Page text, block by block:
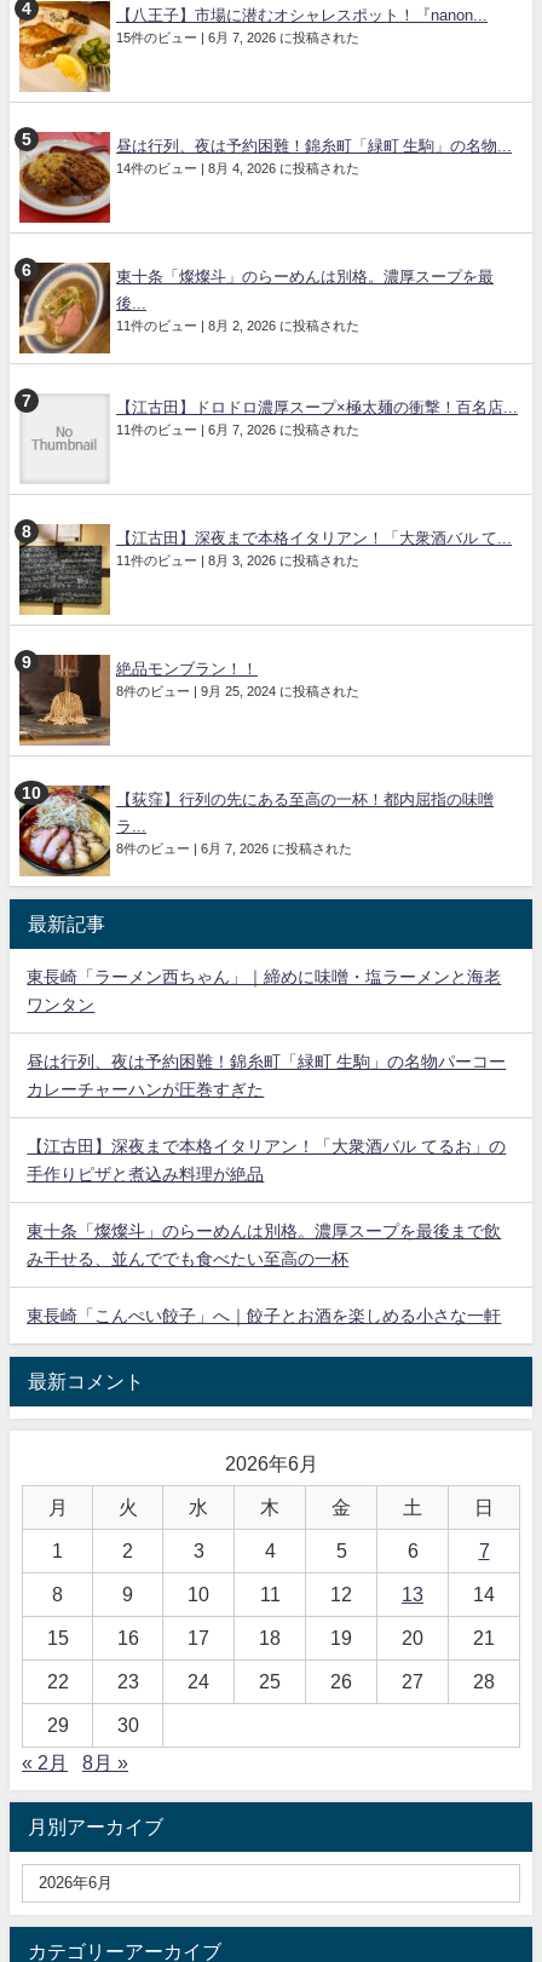
【八王子】市場に潜むオシャレスポット！『nanon...
15件のビュー | 6月 7, 2026 に投稿された
昼は行列、夜は予約困難！錦糸町「緑町 生駒」の名物...
14件のビュー | 8月 4, 2026 に投稿された
東十条「燦燦斗」のらーめんは別格。濃厚スープを最
後...
11件のビュー | 8月 2, 2026 に投稿された
【江古田】ドロドロ濃厚スープ×極太麺の衝撃！百名店...
11件のビュー | 6月 7, 2026 に投稿された
【江古田】深夜まで本格イタリアン！「大衆酒バル て...
11件のビュー | 8月 3, 2026 に投稿された
絶品モンブラン！！
8件のビュー | 9月 25, 2024 に投稿された
【荻窪】行列の先にある至高の一杯！都内屈指の味噌
ラ...
8件のビュー | 6月 7, 2026 に投稿された
最新記事
東長崎「ラーメン西ちゃん」｜締めに味噌・塩ラーメンと海老
ワンタン
昼は行列、夜は予約困難！錦糸町「緑町 生駒」の名物パーコー
カレーチャーハンが圧巻すぎた
【江古田】深夜まで本格イタリアン！「大衆酒バル てるお」の
手作りピザと煮込み料理が絶品
東十条「燦燦斗」のらーめんは別格。濃厚スープを最後まで飲
み干せる、並んででも食べたい至高の一杯
東長崎「こんぺい餃子」へ｜餃子とお酒を楽しめる小さな一軒
最新コメント
2026年6月
月 火 水 木 金 土 日
1 2 3 4 5 6 7
8 9 10 11 12 13 14
15 16 17 18 19 20 21
22 23 24 25 26 27 28
29
30
« 2月
8月 »
月別アーカイブ
カテゴリーアーカイブ